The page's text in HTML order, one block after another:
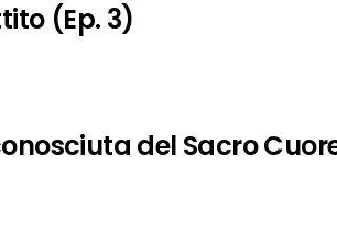
(Ep. 3)
del Sacro